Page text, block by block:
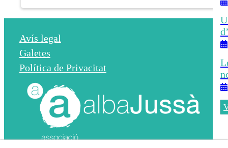
Avís legal
Galetes
Política de Privacitat